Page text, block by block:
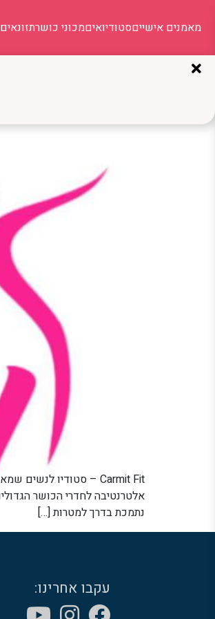
מאמנים אישייםסטודיואיםמכוני כושרתזונאים
נתמכת בדרך למטרות […]
עקבו אחרינו: